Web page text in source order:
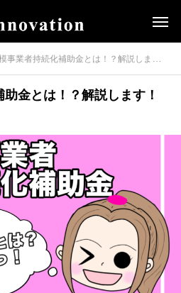
事業者持続化補助金とは！？解説します！
金とは！？解説します！